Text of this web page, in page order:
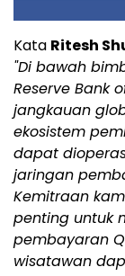
Kata Ritesh
"Di bawah
Reserve Bank
jangkauan
ekosistem
dapat
jaringan
Kemitraan
penting untuk
pembayaran
wisatawan